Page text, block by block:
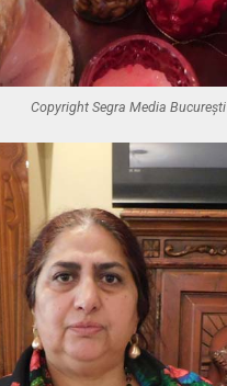
Copyright Segra Media București